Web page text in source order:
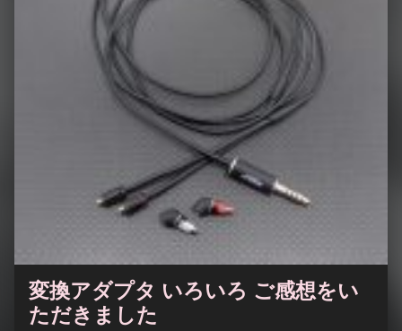
変換アダプタ いろいろ ご感想をい
ただきました